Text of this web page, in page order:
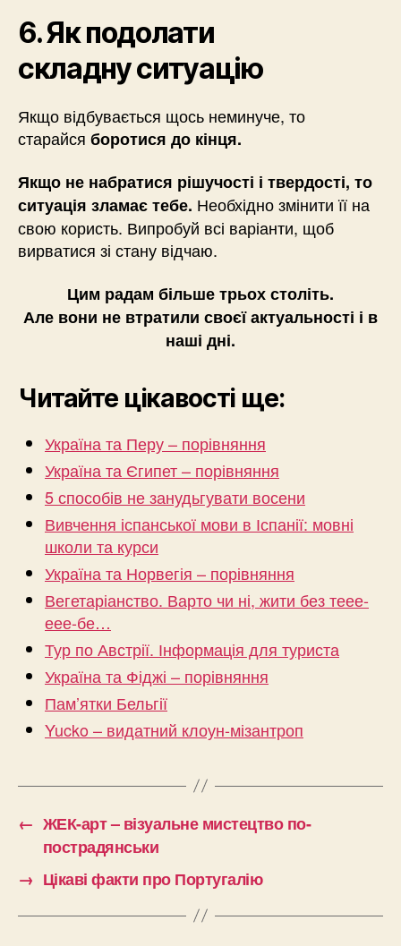
6. Як подолати
складну ситуацію
Якщо відбувається щось неминуче, то
старайся боротися до кінця.
Якщо не набратися рішучості і твердості, то
ситуація зламає тебе. Необхідно змінити її на
свою користь. Випробуй всі варіанти, щоб
вирватися зі стану відчаю.
Цим радам більше трьох століть.
Але вони не втратили своєї актуальності і в
наші дні.
Читайте цікавості ще:
Україна та Перу – порівняння
Україна та Єгипет – порівняння
5 способів не занудьгувати восени
Вивчення іспанської мови в Іспанії: мовні
школи та курси
Україна та Норвегія – порівняння
Вегетаріанство. Варто чи ні, жити без теее-
еее-бе…
Тур по Австрії. Інформація для туриста
Україна та Фіджі – порівняння
Пам’ятки Бельгії
Yucko – видатний клоун-мізантроп
← ЖЕК-арт – візуальне мистецтво по-
пострадянськи
→ Цікаві факти про Португалію